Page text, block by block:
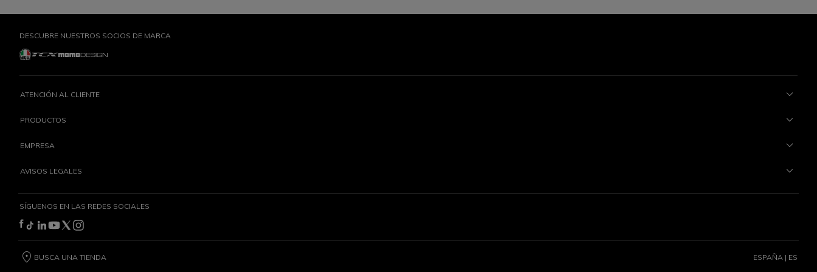
DESCUBRE NUESTROS SOCIOS DE MARCA
ATENCIÓN AL CLIENTE
PRODUCTOS
EMPRESA
AVISOS LEGALES
SÍGUENOS EN LAS REDES SOCIALES
BUSCA UNA TIENDA ESPAÑA | ES